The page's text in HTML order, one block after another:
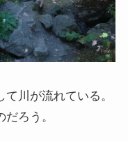
川が流れている。
ろう。